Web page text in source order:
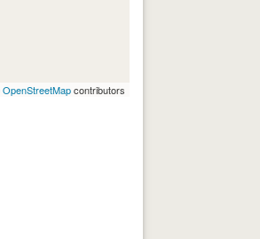
OpenStreetMapcontributors